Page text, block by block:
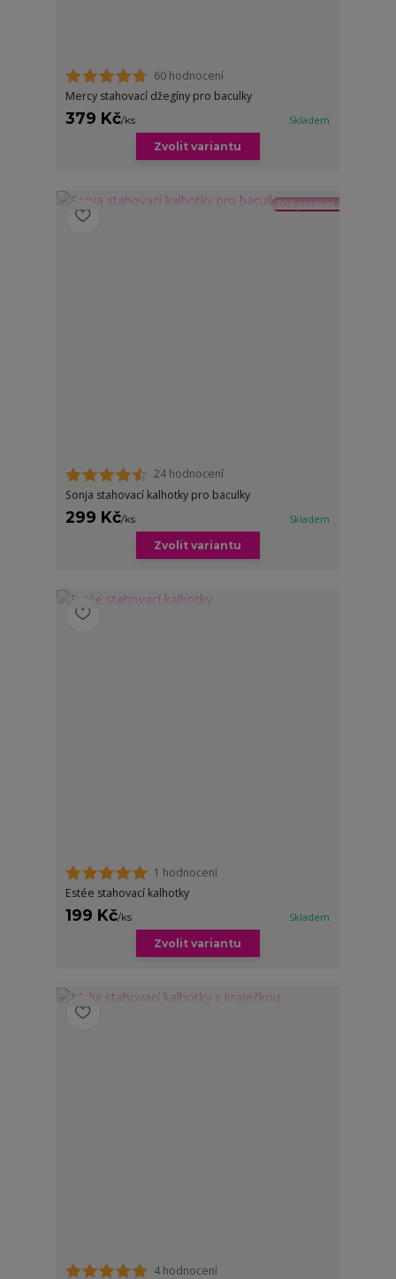
60 hodnocení
Mercy stahovací džegíny pro baculky
379 Kč/ks Skladem
Zvolit variantu
TOP produkt
24 hodnocení
Sonja stahovací kalhotky pro baculky
299 Kč/ks Skladem
Zvolit variantu
1 hodnocení
Estée stahovací kalhotky
199 Kč/ks Skladem
Zvolit variantu
4 hodnocení